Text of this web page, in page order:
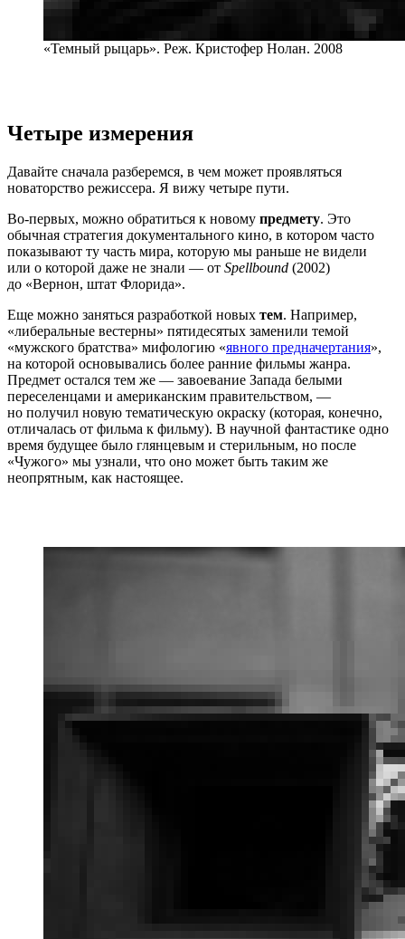
«Темный рыцарь». Реж. Кристофер Нолан. 2008
Четыре измерения
Давайте сначала разберемся, в чем может проявляться
новаторство режиссера. Я вижу четыре пути.
Во-первых, можно обратиться к новому предмету. Это
обычная стратегия документального кино, в котором часто
показывают ту часть мира, которую мы раньше не видели
или о которой даже не знали — от Spellbound (2002)
до «Вернон, штат Флорида».
Еще можно заняться разработкой новых тем. Например,
«либеральные вестерны» пятидесятых заменили темой
«мужского братства» мифологию «явного предначертания»,
на которой основывались более ранние фильмы жанра.
Предмет остался тем же — завоевание Запада белыми
переселенцами и американским правительством, —
но получил новую тематическую окраску (которая, конечно,
отличалась от фильма к фильму). В научной фантастике одно
время будущее было глянцевым и стерильным, но после
«Чужого» мы узнали, что оно может быть таким же
неопрятным, как настоящее.